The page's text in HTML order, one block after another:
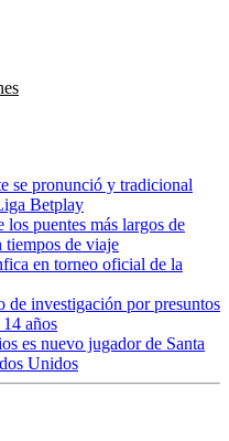
se pronunció y tradicional
Betplay
puentes más largos de
tiempos de viaje
en torneo oficial de la
de investigación por presuntos
años
es nuevo jugador de Santa
Unidos